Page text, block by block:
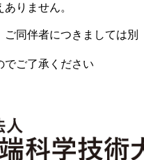
りません。
ご同伴者につきましては別
ご了承ください